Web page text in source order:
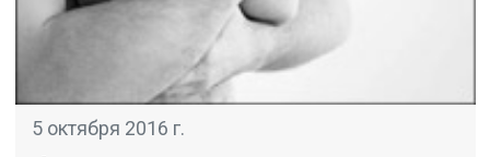
5 октября 2016 г.